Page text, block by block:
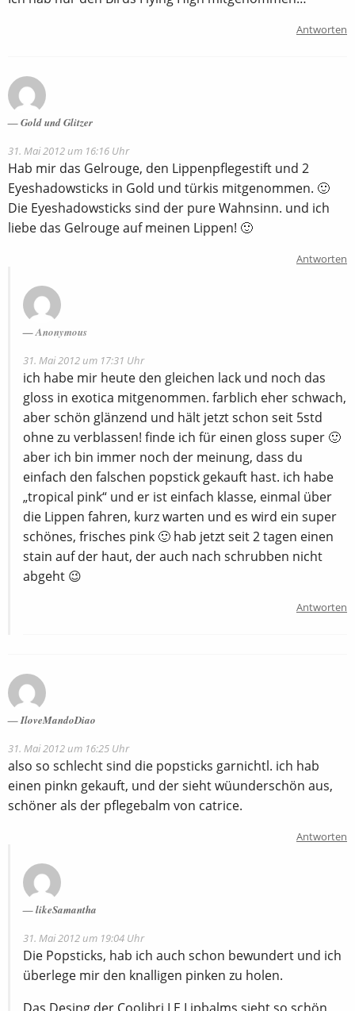
Antworten
Gold und Glitzer
31. Mai 2012 um 16:16 Uhr
Hab mir das Gelrouge, den Lippenpflegestift und 2
Eyeshadowsticks in Gold und türkis mitgenommen. 🙂
Die Eyeshadowsticks sind der pure Wahnsinn. und ich
liebe das Gelrouge auf meinen Lippen! 🙂
Antworten
Anonymous
31. Mai 2012 um 17:31 Uhr
ich habe mir heute den gleichen lack und noch das
gloss in exotica mitgenommen. farblich eher schwach,
aber schön glänzend und hält jetzt schon seit 5std
ohne zu verblassen! finde ich für einen gloss super 🙂
aber ich bin immer noch der meinung, dass du
einfach den falschen popstick gekauft hast. ich habe
„tropical pink“ und er ist einfach klasse, einmal über
die Lippen fahren, kurz warten und es wird ein super
schönes, frisches pink 🙂 hab jetzt seit 2 tagen einen
stain auf der haut, der auch nach schrubben nicht
abgeht 😉
Antworten
IloveMandoDiao
31. Mai 2012 um 16:25 Uhr
also so schlecht sind die popsticks garnichtl. ich hab
einen pinkn gekauft, und der sieht wüunderschön aus,
schöner als der pflegebalm von catrice.
Antworten
likeSamantha
31. Mai 2012 um 19:04 Uhr
Die Popsticks, hab ich auch schon bewundert und ich
überlege mir den knalligen pinken zu holen.
Das Desing der Coolibri LE Lipbalms sieht so schön